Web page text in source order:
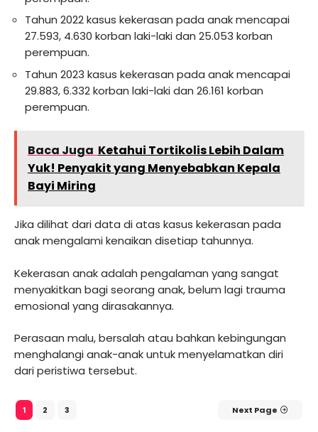
Tahun 2022 kasus kekerasan pada anak mencapai
27.593, 4.630 korban laki-laki dan 25.053 korban
perempuan.
Tahun 2023 kasus kekerasan pada anak mencapai
29.883, 6.332 korban laki-laki dan 26.161 korban
perempuan.
Baca Juga Ketahui Tortikolis Lebih Dalam
Yuk! Penyakit yang Menyebabkan Kepala
Bayi Miring
Jika dilihat dari data di atas kasus kekerasan pada
anak mengalami kenaikan disetiap tahunnya.
Kekerasan anak adalah pengalaman yang sangat
menyakitkan bagi seorang anak, belum lagi trauma
emosional yang dirasakannya.
Perasaan malu, bersalah atau bahkan kebingungan
menghalangi anak-anak untuk menyelamatkan diri
dari peristiwa tersebut.
1 2 3 Next Page